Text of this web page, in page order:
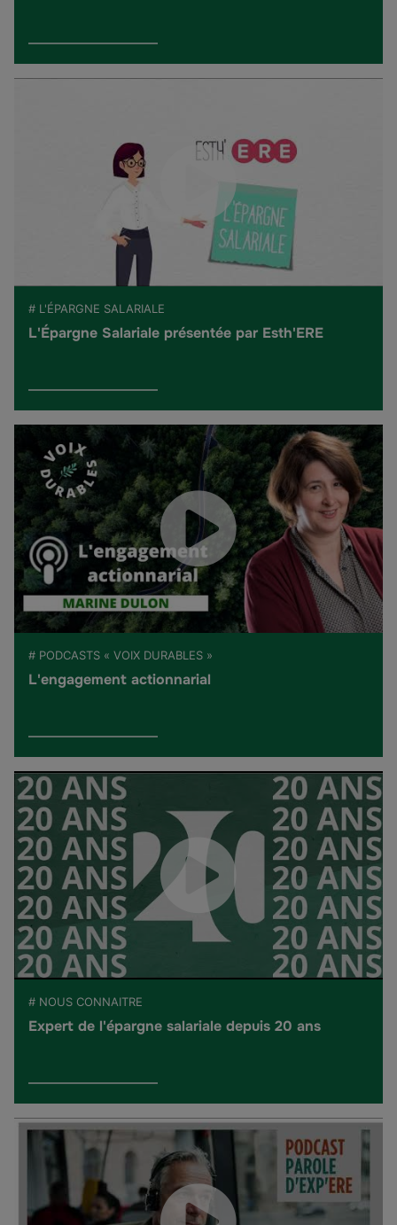
# L'ÉPARGNE SALARIALE
L'Épargne Salariale présentée par Esth'ERE
# PODCASTS « VOIX DURABLES »
L'engagement actionnarial
# NOUS CONNAITRE
Expert de l'épargne salariale depuis 20 ans